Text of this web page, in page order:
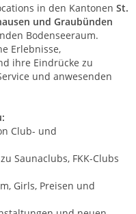
in den Kantonen St.
und Graubünden
Bodenseeraum.
Erlebnisse,
ihre Eindrücke zu
und anwesenden
Club- und
Saunaclubs, FKK-Clubs
Girls, Preisen und